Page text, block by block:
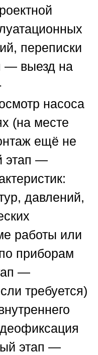
переписки
— выезд на
насоса
(на месте
ещё не
этап —
давлений,
работы или
приборам
—
требуется)
этап —